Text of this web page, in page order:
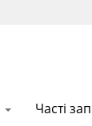
Часті